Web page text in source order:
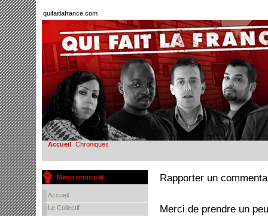
quifaitlafrance.com
Accueil Chroniques
Menu principal
Accueil
Le Collectif
Rapporter un
Merci de prendre un